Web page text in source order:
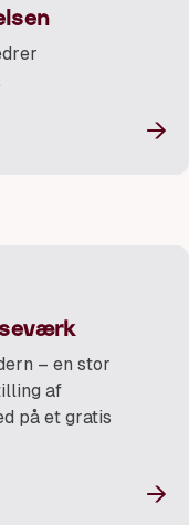
→
– en stor
af
på et gratis
→